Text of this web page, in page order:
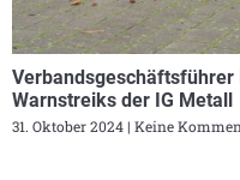
Verbandsgeschäftsführer
Warnstreiks der IG Metall
31. Oktober 2024 Keine